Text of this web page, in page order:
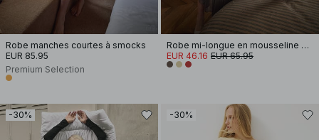
Robe manches courtes à smocks
EUR 85.95
Premium Selection
Robe mi-longue en mousseline à bretelles
EUR 46.16 EUR 65.95
-30% -30%